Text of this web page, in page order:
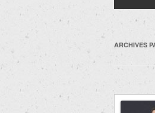
ARCHIVES